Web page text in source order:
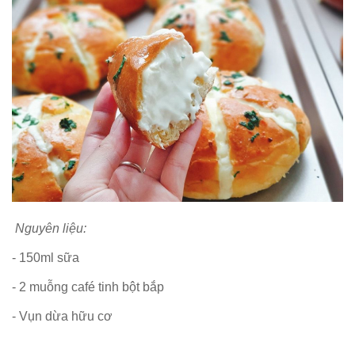
Nguyên liệu:
- 150ml sữa
- 2 muỗng café tinh bột bắp
- Vụn dừa hữu cơ